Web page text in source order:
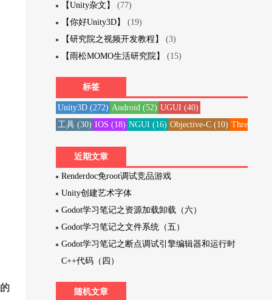
【Unity杂文】
(77)
【你好Unity3D】
(19)
【研究院之视频开发教程】
(3)
【雨松MOMO生活研究院】
(15)
标签
Unity3D(272) Android(52) UGUI (40)
工具(30) IOS (18) NGUI (16) Objective-C(10) Three20
近期文章
Renderdoc免root调试竞品游戏
Unity创建艺术字体
Godot学习笔记之资源加载卸载（六）
Godot学习笔记之文件系统（五）
Godot学习笔记之断点调试引擎编辑器和运行时
C++代码（四）
随机文章